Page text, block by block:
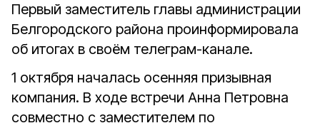
Первый заместитель главы администрации
Белгородского района проинформировала
об итогах в своём телеграм-канале.
1 октября началась осенняя призывная
компания. В ходе встречи Анна Петровна
совместно с заместителем по